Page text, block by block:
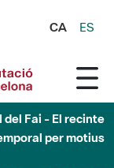
CA ES
Fai - El recinte
per motius